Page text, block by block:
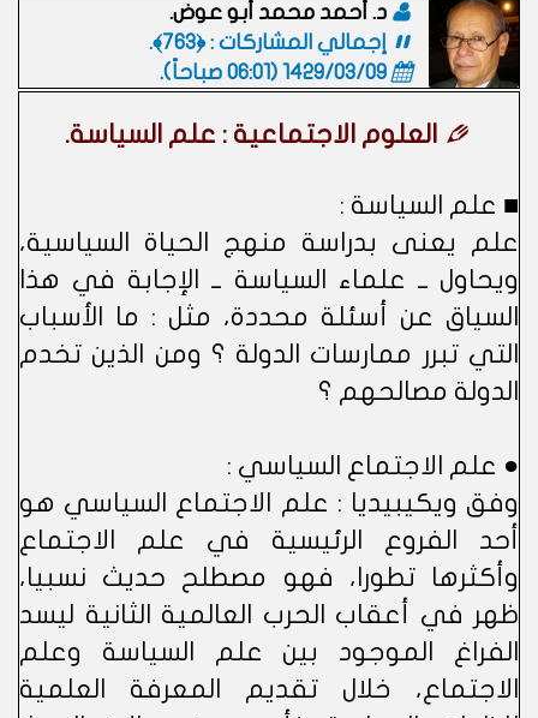
د. أحمد محمد أبو عوض.
إجمالي المشاركات : ﴿763﴾.
1429/03/09 (06:01 صباحاً)
.
العلوم الاجتماعية : علم السياسة.
■ علم السياسة :
علم يعنى بدراسة منهج الحياة السياسية،
ويحاول ــ علماء السياسة ــ الإجابة في هذا
السياق عن أسئلة محددة، مثل : ما الأسباب
التي تبرر ممارسات الدولة ؟ ومن الذين تخدم
الدولة مصالحهم ؟
● علم الاجتماع السياسي :
وفق ويكيبيديا : علم الاجتماع السياسي هو
أحد الفروع الرئيسية في علم الاجتماع
وأكثرها تطورا، فهو مصطلح حديث نسبيا،
ظهر في أعقاب الحرب العالمية الثانية ليسد
الفراغ الموجود بين علم السياسة وعلم
الاجتماع، خلال تقديم المعرفة العلمية